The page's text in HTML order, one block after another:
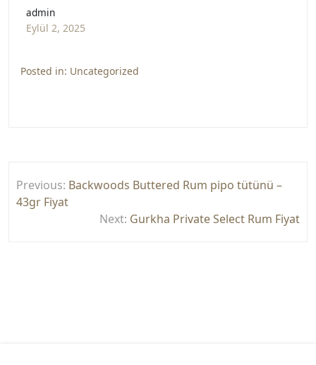
admin
Eylül 2, 2025
Posted in: Uncategorized
gezinmesi
Previous: Backwoods Buttered Rum pipo tütünü –
43gr Fiyat
Next: Gurkha Private Select Rum Fiyat